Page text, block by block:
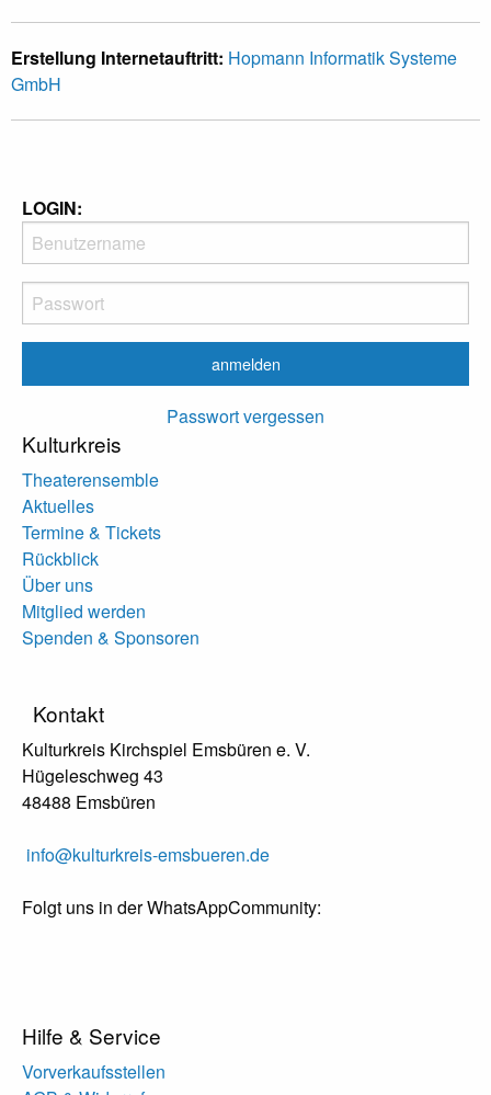
Erstellung Internetauftritt: Hopmann Informatik Systeme
GmbH
LOGIN:
Passwort vergessen
Kulturkreis
Theaterensemble
Aktuelles
Termine & Tickets
Rückblick
Über uns
Mitglied werden
Spenden & Sponsoren
Kontakt
Kulturkreis Kirchspiel Emsbüren e. V.
Hügeleschweg 43
48488 Emsbüren
info@kulturkreis-emsbueren.de
Folgt uns in der WhatsAppCommunity:
Hilfe & Service
Vorverkaufsstellen